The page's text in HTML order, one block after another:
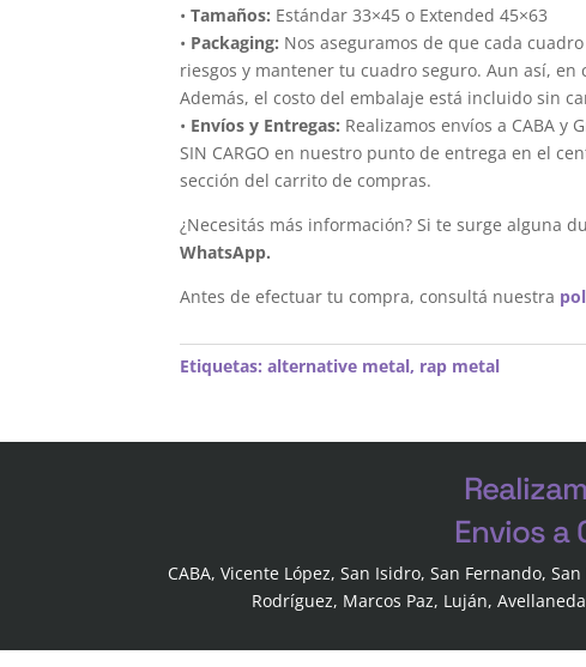
•Tamaños: Estándar 33×45 o Extended 45×63
• Packaging: Nos aseguramos de que cada
riesgos y mantener tu cuadro seguro. Aun así,
Además, el costo del embalaje está incluido sin
• Envíos y Entregas: Realizamos envíos a CABA
SIN CARGO en nuestro punto de entrega en el
sección del carrito de compras.
¿Necesitás más información? Si te surge alguna
WhatsApp.
Antes de efectuar tu compra, consultá nuestra
Etiquetas:alternative metal, rap metal
Envios a
CABA, Vicente López, San Isidro, San Fernando,
Rodríguez, Marcos Paz, Luján,